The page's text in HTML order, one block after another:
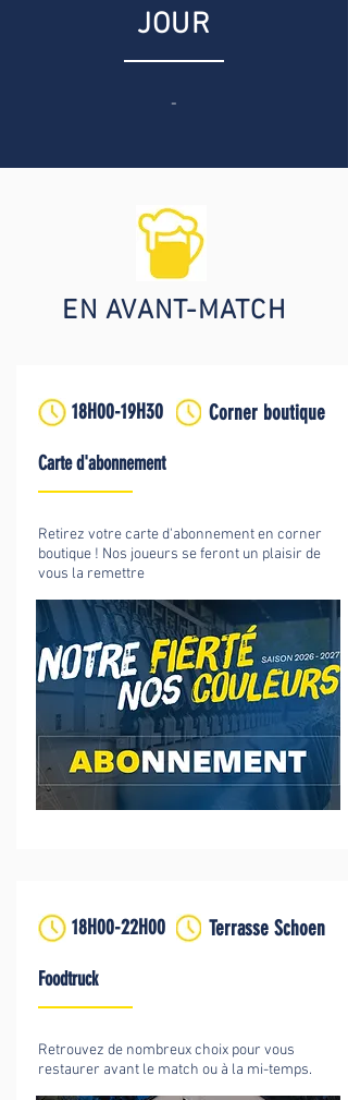
JOUR
-
EN AVANT-MATCH
18H00-19H30 Corner boutique
Carte d'abonnement
Retirez votre carte d'abonnement en corner
boutique ! Nos joueurs se feront un plaisir de
vous la remettre
18H00-22H00 Terrasse Schoen
Foodtruck
Retrouvez de nombreux choix pour vous
restaurer avant le match ou à la mi-temps.